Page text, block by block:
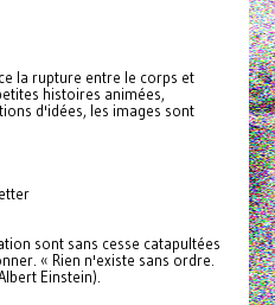
la rupture entre le corps et
histoires animées,
d'idées, les images sont
sont sans cesse catapultées
« Rien n'existe sans ordre.
Einstein).